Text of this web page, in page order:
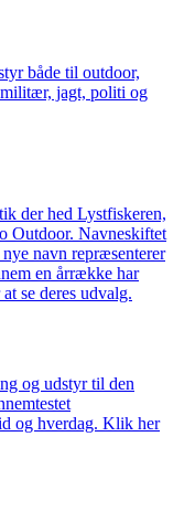
både til outdoor,
jagt, politi og
der hed Lystfiskeren,
Outdoor. Navneskiftet
navn repræsenterer
en årrække har
se deres udvalg.
og udstyr til den
og hverdag. Klik her